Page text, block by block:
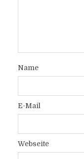
Name
E-Mail
Webseite